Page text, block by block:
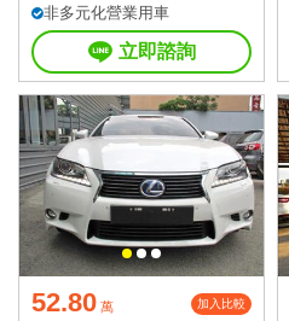
非多元化營業用車
立即諮詢
52.80 萬 加入比較